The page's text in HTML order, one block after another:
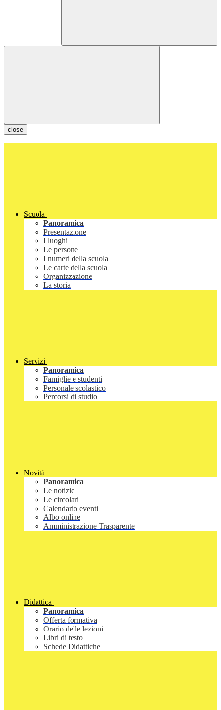
close
Scuola
Panoramica
Presentazione
I luoghi
Le persone
I numeri della scuola
Le carte della scuola
Organizzazione
La storia
Servizi
Panoramica
Famiglie e studenti
Personale scolastico
Percorsi di studio
Novità
Panoramica
Le notizie
Le circolari
Calendario eventi
Albo online
Amministrazione Trasparente
Didattica
Panoramica
Offerta formativa
Orario delle lezioni
Libri di testo
Schede Didattiche